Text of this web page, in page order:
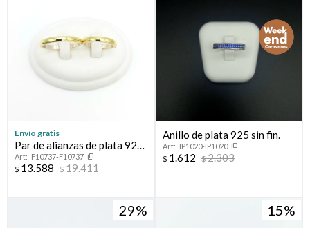
Envío gratis
Par de alianzas de plata 925
y double en oro 18 ktes.
F10737-F10737
$ 13.588 $19.411
Anillo de plata 925 sin fin.
IP1020-IP1020
$ 1.612 $2.303
29 15